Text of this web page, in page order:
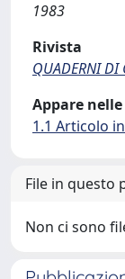
1983
Rivista
QUADERNI DI
Appare
1.1 Articolo
File in questo
Non ci sono